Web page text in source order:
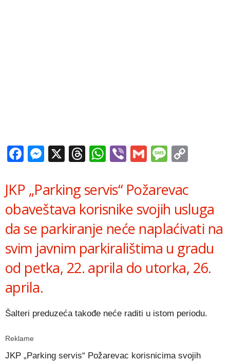
Facebook
Messenger
X Threads
WhatsApp
ViberGmail
JKP „Parking servis“ Požarevac
obaveštava korisnike svojih usluga
da se parkiranje neće naplaćivati na
svim javnim parkiralištima u gradu
od petka, 22. aprila do utorka, 26.
aprila.
Šalteri preduzeća takođe neće raditi u istom periodu.
Reklame
JKP „Parking servis“ Požarevac korisnicima svojih